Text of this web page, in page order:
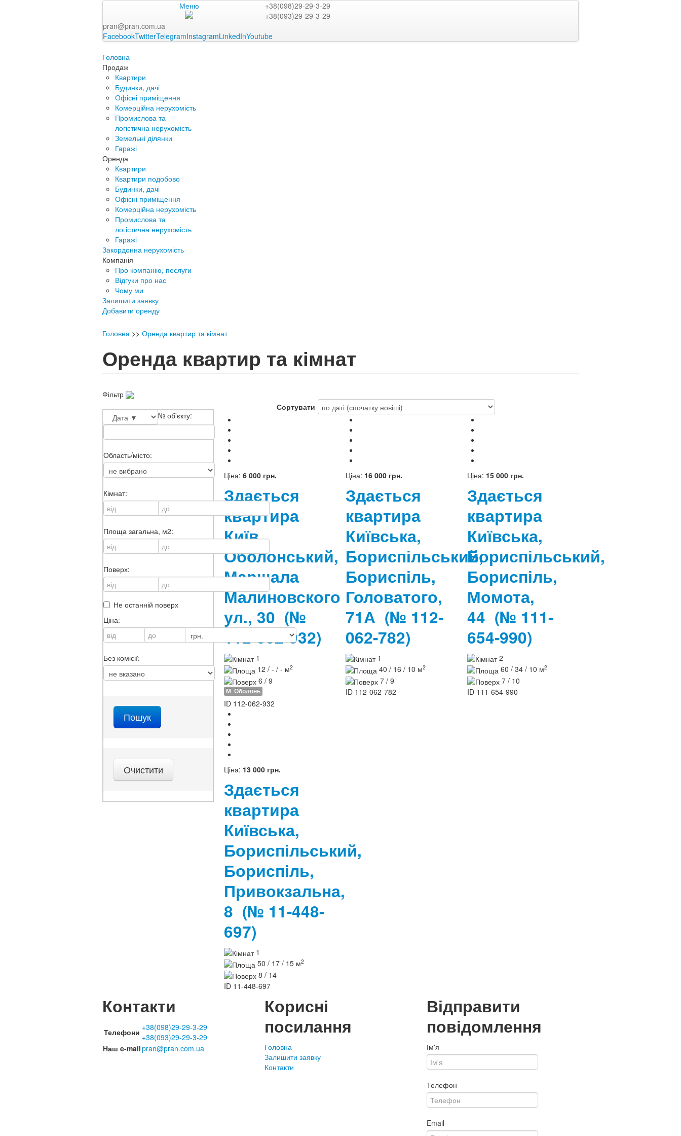
Меню
+38(098)29-29-3-29
+38(093)29-29-3-29
pran@pran.com.ua
FacebookTwitterTelegramInstagramLinkedInYoutube
Головна
Продаж
Квартири
Будинки, дачі
Офісні приміщення
Комерційна нерухомість
Промислова та
логістична нерухомість
Земельні ділянки
Гаражі
Оренда
Квартири
Квартири подобово
Будинки, дачі
Офісні приміщення
Комерційна нерухомість
Промислова та
логістична нерухомість
Гаражі
Закордонна нерухомість
Компанія
Про компанію, послуги
Відгуки про нас
Чому ми
Залишити заявку
Добавити оренду
Головна >> Оренда квартир та кімнат
Оренда квартир та кімнат
Фільтр
№ об'єкту:
Область/місто:
Кімнат:
Площа загальна, м2:
Поверх:
Не останній поверх
Ціна:
Без комісії:
Сортувати
Ціна: 6 000 грн.
Здається
квартира
Київ,
Оболонський,
Маршала
Малиновского
ул., 30 (№
112-062-932)
1
12 / - / - м2
6 / 9
М Оболонь
ID 112-062-932
Ціна: 16 000 грн.
Здається
квартира
Київська,
Бориспільський,
Бориспіль,
Головатого,
71А (№ 112-
062-782)
1
40 / 16 / 10 м2
7 / 9
ID 112-062-782
Ціна: 15 000 грн.
Здається
квартира
Київська,
Бориспільський,
Бориспіль,
Момота,
44 (№ 111-
654-990)
2
60 / 34 / 10 м2
7 / 10
ID 111-654-990
Ціна: 13 000 грн.
Здається
квартира
Київська,
Бориспільський,
Бориспіль,
Привокзальна,
8 (№ 11-448-
697)
1
50 / 17 / 15 м2
8 / 14
ID 11-448-697
Контакти
Телефони +38(098)29-29-3-29
+38(093)29-29-3-29
Наш e-mailpran@pran.com.ua
Корисні
посилання
Головна
Залишити заявку
Контакти
Відправити
повідомлення
Ім'я
Телефон
Email